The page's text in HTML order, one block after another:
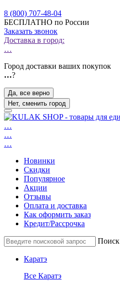
8 (800) 707-48-04
БЕСПЛАТНО по России
Заказать звонок
Доставка в город:
…
Город доставки ваших покупок
…?
Да, все верно
Нет, сменить город
…
…
…
Новинки
Скидки
Популярное
Акции
Отзывы
Оплата и доставка
Как оформить заказ
Кредит/Рассрочка
Поиск
Каратэ
Все Каратэ